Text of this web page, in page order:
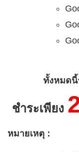
ทั้งหมดนี้
ชำระเพียง
หมายเหตุ :